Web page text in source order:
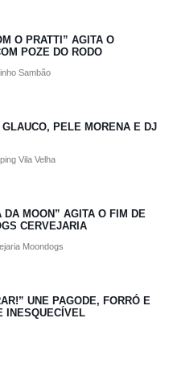
O PRATTI” AGITA O
POZE DO RODO
Sambão
PELE MORENA E DJ
Vila Velha
DA MOON” AGITA O FIM DE
CERVEJARIA
Moondogs
UNE PAGODE, FORRÓ E
INESQUECÍVEL